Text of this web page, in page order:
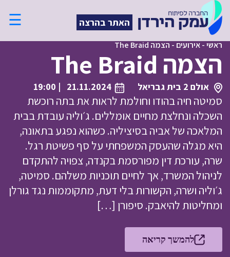
האתר בהרצה ☰
ראשי-אירועים - הצמה The Braid
הצמה The Braid
אולם 2 בית גבריאל 21.11.2024
| 19:00
סמיטה חיה בהודו וחולמת לראות את בתה רוכשת
השכלה ונחלצת מחיים אומללים. ג׳וליה עובדת בבית
המלאכה של אביה בסיציליה. כשהוא נפגע בתאונה,
היא מגלה שהעסק המשפחתי על סף פשיטת רגל.
שרה, עורכת דין מפורסמת בקנדה, צפויה להתקדם
לניהול המשרד, אך לחיים תוכניות משלהם. סמיטה,
ג׳וליה ושרה, הקשורות בלי דעת, מתקוממות נגד גורלן
ומחליטות להיאבק. סיפורן […]
להמשך קריאה